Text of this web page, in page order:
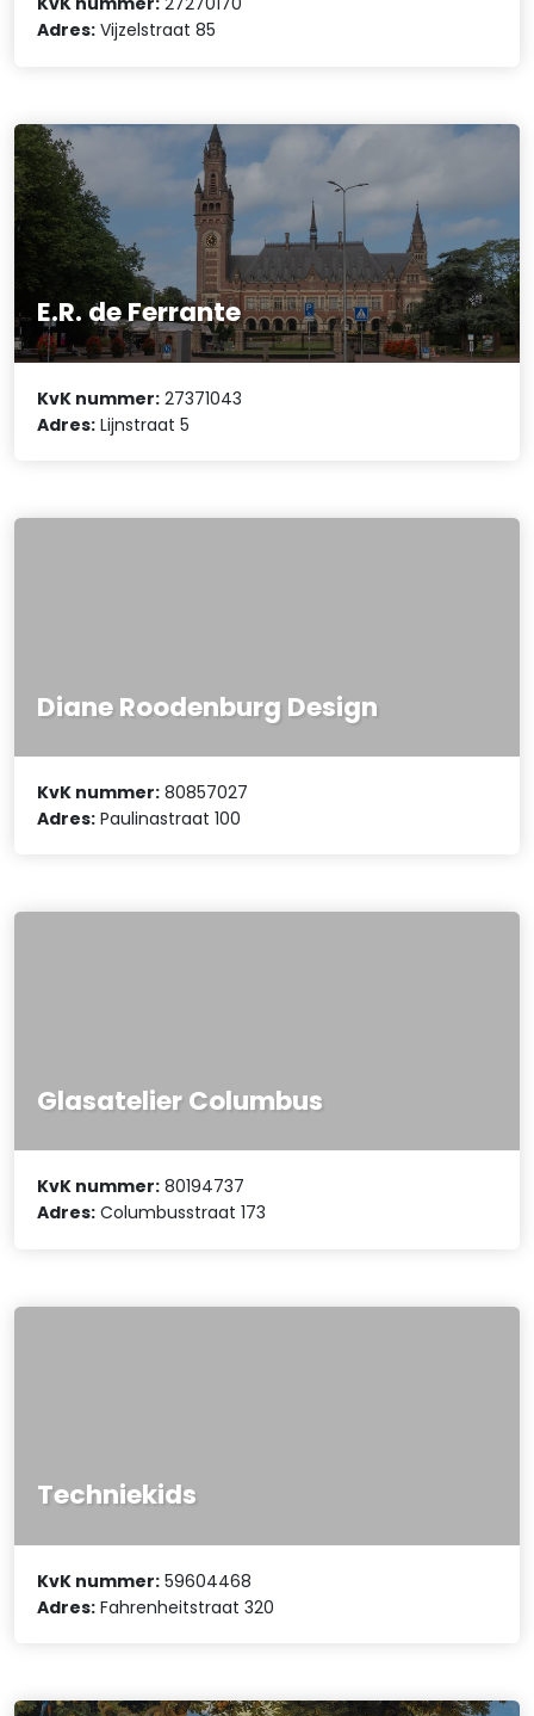
Adres: Vijzelstraat 85
E.R. de Ferrante
KvK nummer: 27371043
Adres: Lijnstraat 5
Diane Roodenburg Design
KvK nummer: 80857027
Adres: Paulinastraat 100
Glasatelier Columbus
KvK nummer: 80194737
Adres: Columbusstraat 173
Techniekids
KvK nummer: 59604468
Adres: Fahrenheitstraat 320